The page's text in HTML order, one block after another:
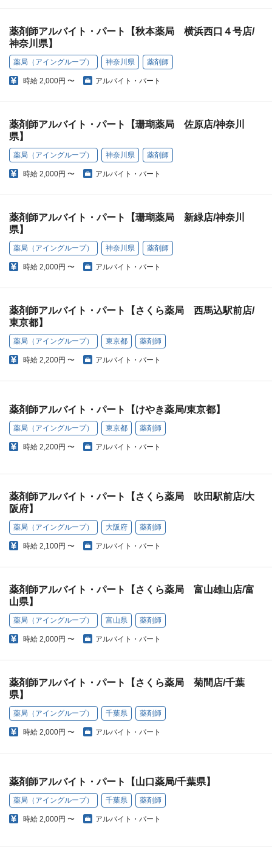
薬剤師アルバイト・パート【秋本薬局 横浜西口４号店/
神奈川県】
薬局（アイングループ） 神奈川県 薬剤師
時給 2,000円 〜 アルバイト・パート
薬剤師アルバイト・パート【珊瑚薬局 佐原店/神奈川
県】
薬局（アイングループ） 神奈川県 薬剤師
時給 2,000円 〜 アルバイト・パート
薬剤師アルバイト・パート【珊瑚薬局 新緑店/神奈川
県】
薬局（アイングループ） 神奈川県 薬剤師
時給 2,000円 〜 アルバイト・パート
薬剤師アルバイト・パート【さくら薬局 西馬込駅前店/
東京都】
薬局（アイングループ） 東京都 薬剤師
時給 2,200円 〜 アルバイト・パート
薬剤師アルバイト・パート【けやき薬局/東京都】
薬局（アイングループ） 東京都 薬剤師
時給 2,200円 〜 アルバイト・パート
薬剤師アルバイト・パート【さくら薬局 吹田駅前店/大
阪府】
薬局（アイングループ） 大阪府 薬剤師
時給 2,100円 〜 アルバイト・パート
薬剤師アルバイト・パート【さくら薬局 富山雄山店/富
山県】
薬局（アイングループ） 富山県 薬剤師
時給 2,000円 〜 アルバイト・パート
薬剤師アルバイト・パート【さくら薬局 菊間店/千葉
県】
薬局（アイングループ） 千葉県 薬剤師
時給 2,000円 〜 アルバイト・パート
薬剤師アルバイト・パート【山口薬局/千葉県】
薬局（アイングループ） 千葉県 薬剤師
時給 2,000円 〜 アルバイト・パート